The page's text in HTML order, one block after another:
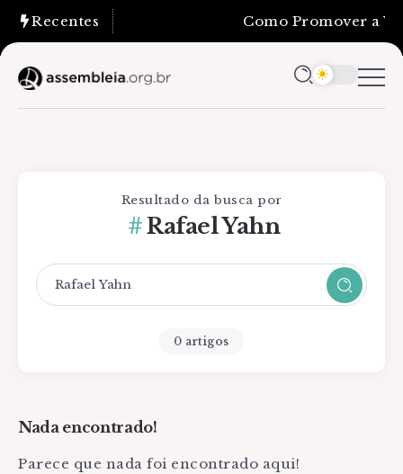
Recentes Como Promover a
Resultado da busca por
Rafael Yahn
0 artigos
Nada encontrado!
Parece que nada foi encontrado aqui!